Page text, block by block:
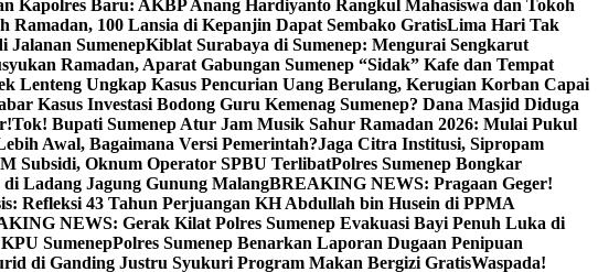
Kapolres Baru: AKBP Anang Hardiyanto Rangkul Mahasiswa dan Tokoh
Ramadan, 100 Lansia di Kepanjin Dapat Sembako GratisLima Hari Tak
Jalanan SumenepKiblat Surabaya di Sumenep: Mengurai Sengkarut
Ramadan, Aparat Gabungan Sumenep “Sidak” Kafe dan Tempat
Lenteng Ungkap Kasus Pencurian Uang Berulang, Kerugian Korban Capai
Kasus Investasi Bodong Guru Kemenag Sumenep? Dana Masjid Diduga
Tok! Bupati Sumenep Atur Jam Musik Sahur Ramadan 2026: Mulai Pukul
Awal, Bagaimana Versi Pemerintah?Jaga Citra Institusi, Sipropam
Subsidi, Oknum Operator SPBU TerlibatPolres Sumenep Bongkar
Ladang Jagung Gunung MalangBREAKING NEWS: Pragaan Geger!
Refleksi 43 Tahun Perjuangan KH Abdullah bin Husein di PPMA
NEWS: Gerak Kilat Polres Sumenep Evakuasi Bayi Penuh Luka di
SumenepPolres Sumenep Benarkan Laporan Dugaan Penipuan
di Ganding Justru Syukuri Program Makan Bergizi GratisWaspada!